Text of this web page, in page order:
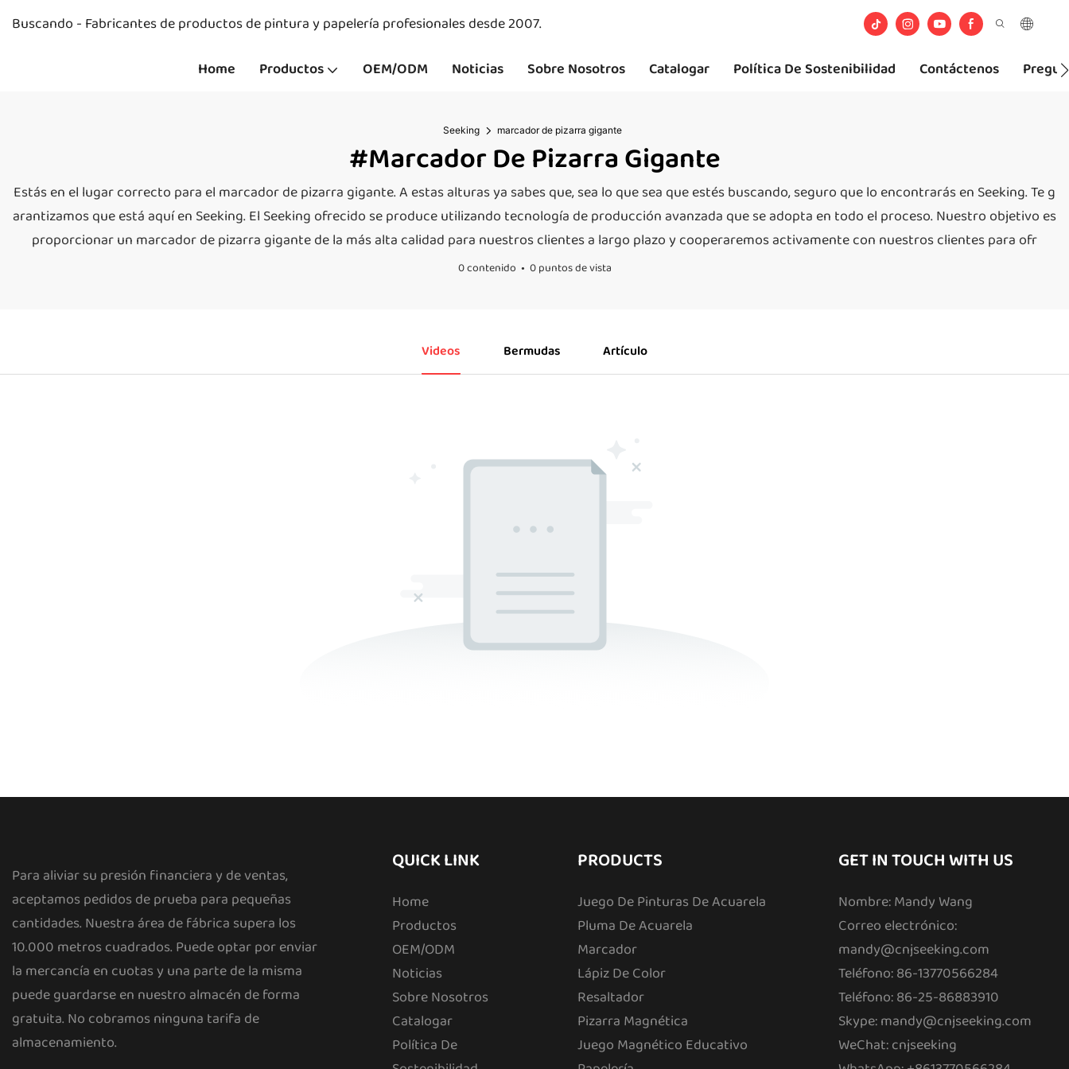
Buscando - Fabricantes de productos de pintura y papelería profesionales desde 2007.
Home Productos OEM/ODM Noticias Sobre Nosotros Catalogar Política De Sostenibilidad Contáctenos
Seeking marcador de pizarra gigante
#marcador De Pizarra Gigante
Estás en el lugar correcto para el marcador de pizarra gigante. A estas alturas ya sabes que, sea lo que sea que estés buscando, seguro que lo encontrarás en Seeking. Te g
arantizamos que está aquí en Seeking. El Seeking ofrecido se produce utilizando tecnología de producción avanzada que se adopta en todo el proceso. Nuestro objetivo es
proporcionar un marcador de pizarra gigante de la más alta calidad para nuestros clientes a largo plazo y cooperaremos activamente con nuestros clientes para ofr
0 contenido 0 puntos de vista
Videos Bermudas Artículo
Para aliviar su presión financiera y de ventas,
aceptamos pedidos de prueba para pequeñas
cantidades. Nuestra área de fábrica supera los
10.000 metros cuadrados. Puede optar por enviar
la mercancía en cuotas y una parte de la misma
puede guardarse en nuestro almacén de forma
gratuita. No cobramos ninguna tarifa de
almacenamiento.
QUICK LINK
Home
Productos
OEM/ODM
Noticias
Sobre Nosotros
Catalogar
Política De
PRODUCTS
Juego De Pinturas De Acuarela
Pluma De Acuarela
Marcador
Lápiz De Color
Resaltador
Pizarra Magnética
Juego Magnético Educativo
GET IN TOUCH WITH US
Nombre: Mandy Wang
Correo electrónico:
mandy@cnjseeking.com
Teléfono: 86-13770566284
Teléfono: 86-25-86883910
Skype: mandy@cnjseeking.com
WeChat: cnjseeking